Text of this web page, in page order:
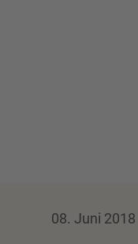
08. Juni 2018